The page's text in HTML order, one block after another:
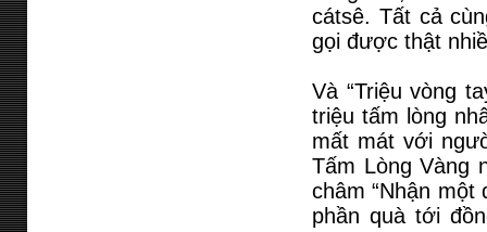
cátsê. Tất cả
gọi được thật
Và “Triệu vòng
triệu tấm lòng
mất mát với
Tấm Lòng Vàng
châm “Nhận một
phần quà tới